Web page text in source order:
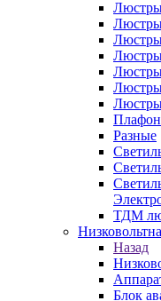
Плафон
Разные
ТДМ
Назад
Блок